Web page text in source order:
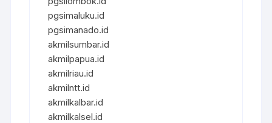
pgsimaluku.id
pgsimanado.id
akmilsumbar.id
akmilpapua.id
akmilriau.id
akmilntt.id
akmilkalbar.id
akmilkalsel.id